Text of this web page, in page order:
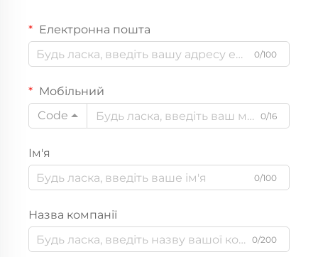
Електронна пошта
0/100
Мобільний
Code
0/16
Ім'я
0/100
Назва компанії
0/200